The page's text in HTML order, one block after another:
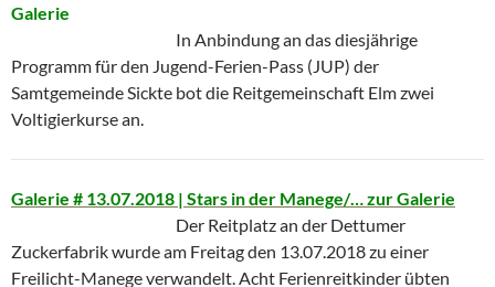
Galerie
In Anbindung an das diesjährige
Programm für den Jugend-Ferien-Pass (JUP) der
Samtgemeinde Sickte bot die Reitgemeinschaft Elm zwei
Voltigierkurse an.
Galerie # 13.07.2018 | Stars in der Manege/… zur Galerie
Der Reitplatz an der Dettumer
Zuckerfabrik wurde am Freitag den 13.07.2018 zu einer
Freilicht-Manege verwandelt. Acht Ferienreitkinder übten